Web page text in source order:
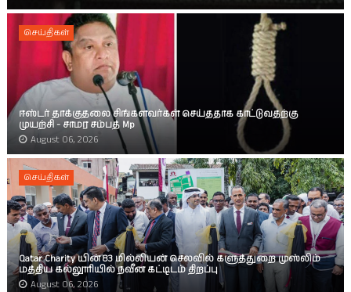
செய்திகள்
ஈஸ்டர் தாக்குதலை சிங்களவர்கள் செய்ததாக காட்டுவதற்கு
முயற்சி - சாமர சம்பத் Mp
August 06, 2026
செய்திகள்
Qatar Charity யின் 83 மில்லியன் செலவில் களுத்துறை முஸ்லிம்
மத்திய கல்லூரியில் நவீன கட்டிடம் திறப்பு
August 06, 2026